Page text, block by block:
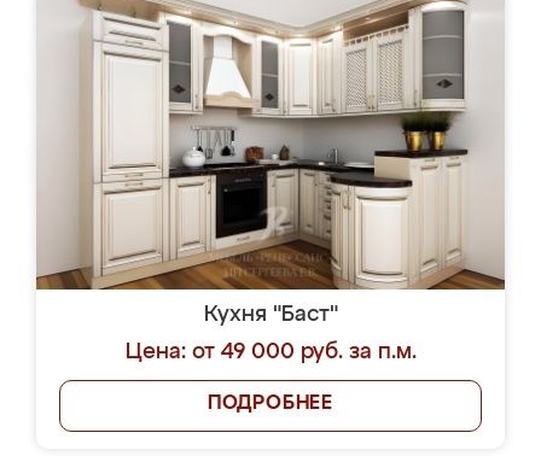
Кухня "Баст"
Цена: от 49 000 руб. за п.м.
ПОДРОБНЕЕ